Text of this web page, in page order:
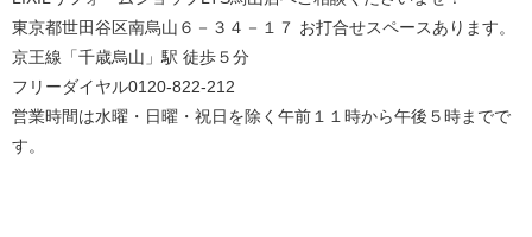
東京都世田谷区南烏山６－３４－１７ お打合せスペースあります。
京王線「千歳烏山」駅 徒歩５分
フリーダイヤル0120-822-212
営業時間は水曜・日曜・祝日を除く午前１１時から午後５時までで
す。